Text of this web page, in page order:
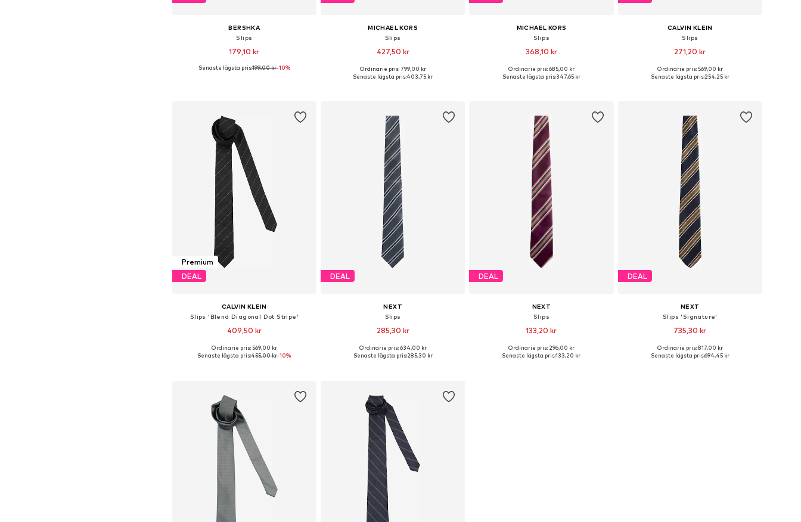
BERSHKA
Slips
179,10 kr
Tillgängliga storlekar: One Size
Senaste lägsta pris:199,00 kr-10%
MICHAEL KORS
Slips
427,50 kr
Tillgängliga storlekar: One Size
Ordinarie pris: 799,00 kr
Senaste lägsta pris:403,75 kr
MICHAEL KORS
Slips
368,10 kr
Tillgängliga storlekar: One Size
Ordinarie pris: 685,00 kr
Senaste lägsta pris:347,65 kr
CALVIN KLEIN
Slips
271,20 kr
+ 1
Tillgängliga storlekar: One Size
Ordinarie pris: 569,00 kr
Senaste lägsta pris:254,25 kr
Premium
DEAL
CALVIN KLEIN
Slips 'Blend Diagonal Dot Stripe'
409,50 kr
+ 1
Tillgängliga storlekar: One Size
Ordinarie pris: 569,00 kr
Senaste lägsta pris:455,00 kr-10%
DEAL
NEXT
Slips
285,30 kr
Tillgängliga storlekar: One Size
Ordinarie pris: 634,00 kr
Senaste lägsta pris:285,30 kr
DEAL
NEXT
Slips
133,20 kr
Tillgängliga storlekar: One Size
Ordinarie pris: 296,00 kr
Senaste lägsta pris:133,20 kr
DEAL
NEXT
Slips 'Signature'
735,30 kr
Tillgängliga storlekar: One Size
Ordinarie pris: 817,00 kr
Senaste lägsta pris:694,45 kr